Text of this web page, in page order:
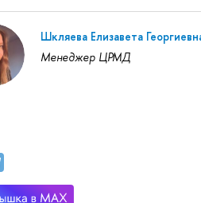
Шкляева Елизавета
Менеджер ЦРМД